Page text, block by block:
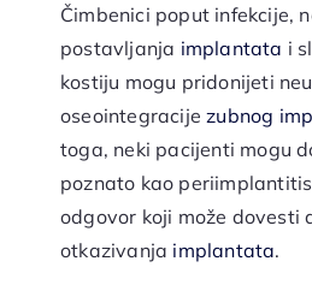
Čimbenici poput infekcije,
postavljanja implantata i
kostiju mogu pridonijeti
oseointegracijezubnog
toga, neki pacijenti mogu
poznato kao
odgovor koji može dovesti
otkazivanja implantata.